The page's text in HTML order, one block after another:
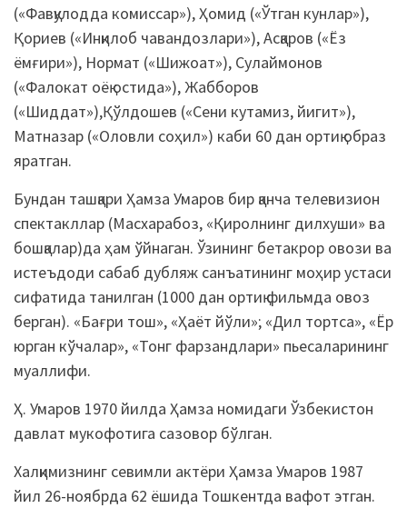
(«Фавқулодда комиссар»), Ҳомид («Ўтган кунлар»),
Қориев («Инқилоб чавандозлари»), Асқаров («Ёз
ёмғири»), Нормат («Шижоат»), Сулаймонов
(«Фалокат оёқ остида»), Жабборов
(«Шиддат»),Қўлдошев («Сени кутамиз, йигит»),
Матназар («Оловли соҳил») каби 60 дан ортиқ образ
яратган.
Бундан ташқари Ҳамза Умаров бир қанча телевизион
спектакллар (Масхарабоз, «Қиролнинг дилхуши» ва
бошқалар)да ҳам ўйнаган. Ўзининг бетакрор овози ва
истеъдоди сабаб дубляж санъатининг моҳир устаси
сифатида танилган (1000 дан ортиқ фильмда овоз
берган). «Бағри тош», «Ҳаёт йўли»; «Дил тортса», «Ёр
юрган кўчалар», «Тонг фарзандлари» пьесаларининг
муаллифи.
Ҳ. Умаров 1970 йилда Ҳамза номидаги Ўзбекистон
давлат мукофотига сазовор бўлган.
Халқимизнинг севимли актёри Ҳамза Умаров 1987
йил 26-ноябрда 62 ёшида Тошкентда вафот этган.